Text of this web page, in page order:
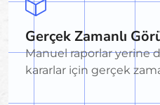
Gerçek Zamanlı
Manuel raporlar yerine
kararlar için gerçek